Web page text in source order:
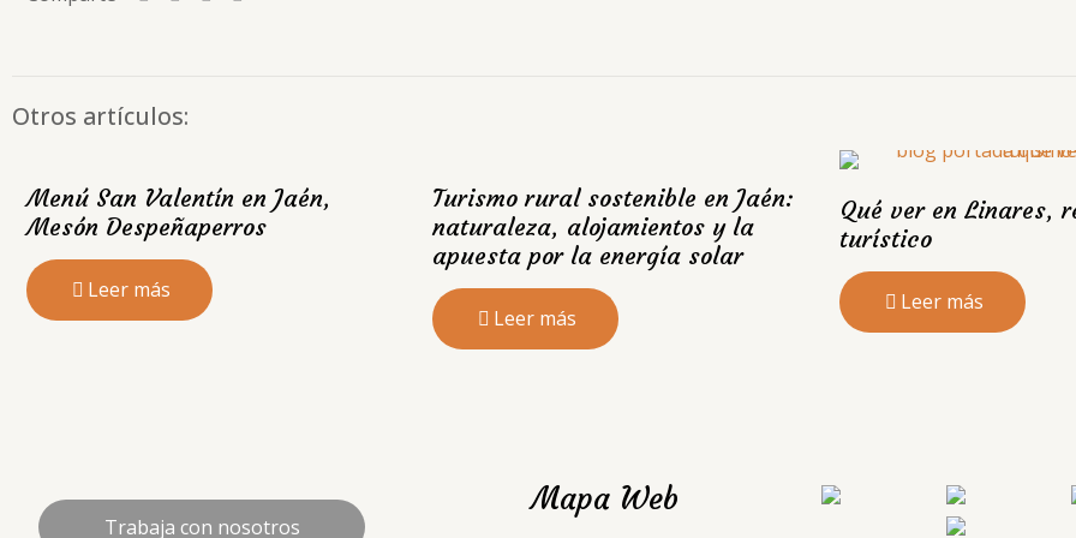
Otros artículos:
Menú San Valentín en Jaén,
Mesón Despeñaperros
Leer más
Turismo rural sostenible en Jaén:
naturaleza, alojamientos y la
apuesta por la energía solar
Leer más
Qué ver en Linares,
turístico
Leer más
Trabaja con nosotros
Mapa Web